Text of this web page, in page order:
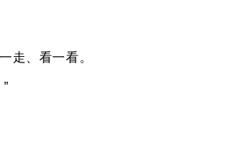
走、看一看。